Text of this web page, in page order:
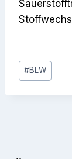
#BLW